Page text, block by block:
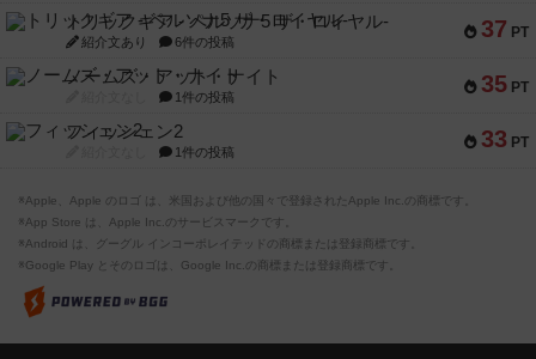
37 PT
トリックギア - ペルソナ5 ザ・ロイヤル-
紹介文あり 6件の投稿
35 PT
ノームズ・アット・ナイト
1件の投稿
33 PT
フィッシェン2
1件の投稿
※Apple、Apple のロゴ は、米国および他の国々で登録されたApple Inc.の商標です。
※App Store は、Apple Inc.のサービスマークです。
※Android は、グーグル インコーポレイテッドの商標または登録商標です。
※Google Play とそのロゴは、Google Inc.の商標または登録商標です。